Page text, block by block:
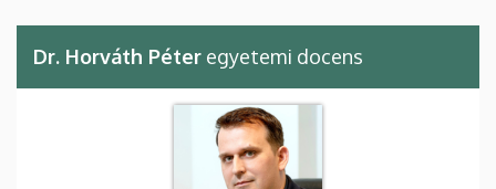
Dr. Horváth Péter egyetemi docens